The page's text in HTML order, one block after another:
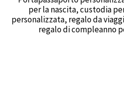
per la nascita, custodia
personalizzata, regalo da
regalo di compleanno